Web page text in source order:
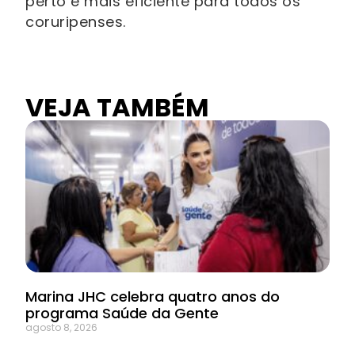
coruripenses.
VEJA TAMBÉM
Marina JHC celebra quatro anos do
programa Saúde da Gente
agosto 8, 2026